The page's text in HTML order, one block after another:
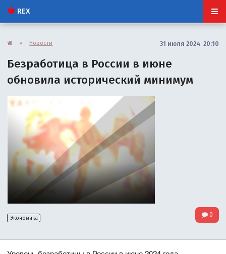
REX
» Новости 31 июля 2024 20:10
Безработица в России в июне
обновила исторический минимум
Экономика 0